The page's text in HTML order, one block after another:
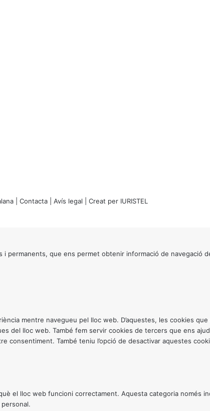
| Contacta Avís legal | Creat per IURISTEL
permanents, que ens permet obtenir informació de navegació
mentre navegueu pel lloc web. D’aquestes, les cookies
del lloc web. També fem servir cookies de tercers que ens
consentiment. També teniu l’opció de desactivar aquestes
el lloc web funcioni correctament. Aquesta categoria